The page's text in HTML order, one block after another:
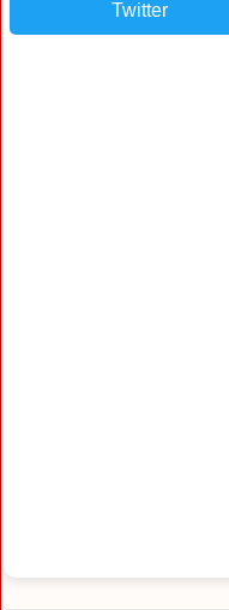
Twitter